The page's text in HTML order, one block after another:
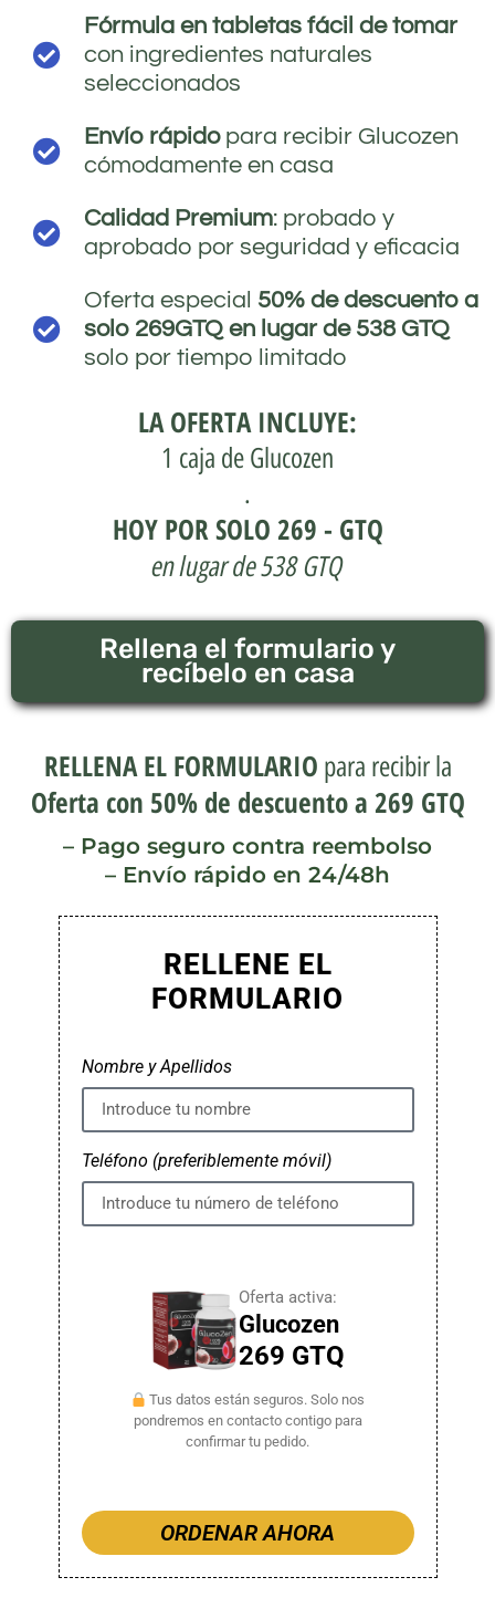
Fórmula en tabletas fácil de tomar
con ingredientes naturales
seleccionados
Envío rápidopara recibir Glucozen
cómodamente en casa
Calidad Premium: probado y
aprobado por seguridad y eficacia
Oferta especial 50% de descuento a
solo 269GTQ en lugar de 538 GTQ
solo por tiempo limitado
LA OFERTA INCLUYE:
1 caja de Glucozen
.
HOY POR SOLO 269 - GTQ
en lugar de 538 GTQ
Rellena el formulario y
recíbelo en casa
RELLENA EL FORMULARIO para recibir la
Oferta con 50% de descuento a 269 GTQ
– Pago seguro contra reembolso
– Envío rápido en 24/48h
RELLENE EL
FORMULARIO
Nombre y Apellidos
Teléfono (preferiblemente móvil)
Oferta activa:
Glucozen
269 GTQ
Tus datos están seguros. Solo nos
pondremos en contacto contigo para
confirmar tu pedido.
ORDENAR AHORA